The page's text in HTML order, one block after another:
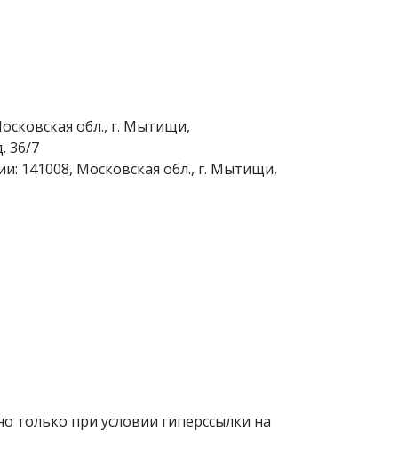
обл., г. Мытищи,
36/7
141008, Московская обл., г. Мытищи,
при условии гиперссылки на